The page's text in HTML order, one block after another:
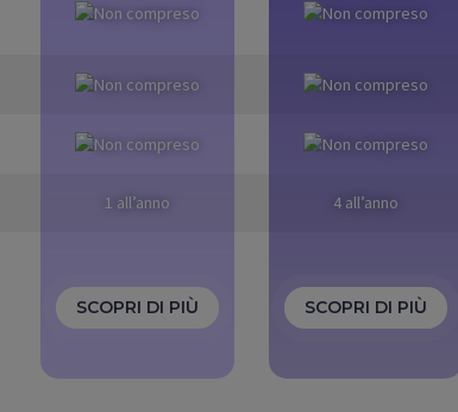
1 all’anno 4 all’anno
SCOPRI DI PIÙ SCOPRI DI PIÙ